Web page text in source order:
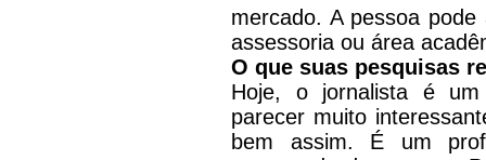
mercado. A pessoa
assessoria ou área
O que suas pesquisas
Hoje, o jornalista é
parecer muito
bem assim. É um